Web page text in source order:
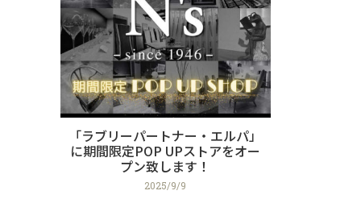
「ラブリーパートナー・エルパ」
に期間限定POP UPストアをオー
プン致します！
2025/9/9